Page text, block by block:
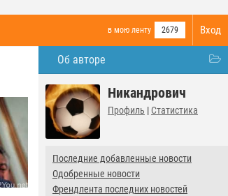
Вход
в мою ленту 2679
Об авторе
Никандрович
Профиль | Статистика
Последние добавленные новости
Одобренные новости
Френдлента последних новостей